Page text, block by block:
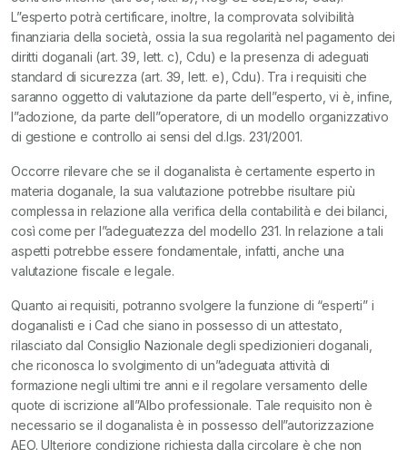
L”esperto potrà certificare, inoltre, la comprovata solvibilità
finanziaria della società, ossia la sua regolarità nel pagamento dei
diritti doganali (art. 39, lett. c), Cdu) e la presenza di adeguati
standard di sicurezza (art. 39, lett. e), Cdu). Tra i requisiti che
saranno oggetto di valutazione da parte dell”esperto, vi è, infine,
l”adozione, da parte dell”operatore, di un modello organizzativo
di gestione e controllo ai sensi del d.lgs. 231/2001.
Occorre rilevare che se il doganalista è certamente esperto in
materia doganale, la sua valutazione potrebbe risultare più
complessa in relazione alla verifica della contabilità e dei bilanci,
così come per l”adeguatezza del modello 231. In relazione a tali
aspetti potrebbe essere fondamentale, infatti, anche una
valutazione fiscale e legale.
Quanto ai requisiti, potranno svolgere la funzione di “esperti” i
doganalisti e i Cad che siano in possesso di un attestato,
rilasciato dal Consiglio Nazionale degli spedizionieri doganali,
che riconosca lo svolgimento di un”adeguata attività di
formazione negli ultimi tre anni e il regolare versamento delle
quote di iscrizione all”Albo professionale. Tale requisito non è
necessario se il doganalista è in possesso dell”autorizzazione
AEO. Ulteriore condizione richiesta dalla circolare è che non